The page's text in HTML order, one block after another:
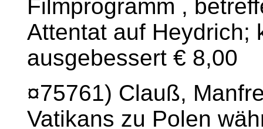
Filmprogramm ,
Attentat auf Heydrich;
ausgebessert € 8,00
¤75761) Clauß,
Vatikans zu Polen